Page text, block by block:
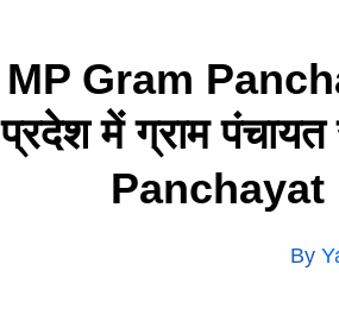
MP Gram
प्रदेश में ग्राम
By